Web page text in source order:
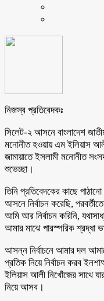
নিজস্ব প্রতিবেদকঃ
সিলেট-২ আসনে বাংলাদেশ
মনোনীত হওয়ায় এম ইলিয়াস
জামায়াতে ইসলামী মনোনীত
শুভেচ্ছা।
তিনি প্রতিবেদকের কাছে
আসনে নির্বাচন করেছি,
আমি আর নির্বাচন করিনি,
আমার মাঝে পারস্পরিক শ্রদ্ধা
আসন্ন নির্বাচনে আমার দল
প্রতিক নিয়ে নির্বাচন করব
ইলিয়াস আলী নিখোঁজের সাথে
নিয়ে আসব।